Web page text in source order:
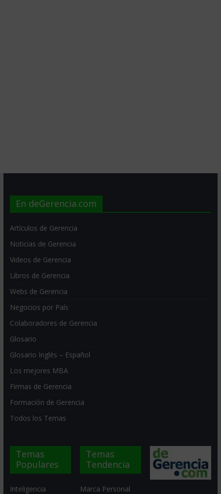
En deGerencia.com
Artículos de Gerencia
Noticias de Gerencia
Videos de Gerencia
Libros de Gerencia
Webs de Gerencia
Negocios por País
Colaboradores de Gerencia
Glosario
Glosario Inglés – Español
Los mejores MBA
Firmas de Gerencia
Formación de Gerencia
Todos los Temas
Temas
Populares
Inteligencia
Temas
Tendencia
Marca Personal